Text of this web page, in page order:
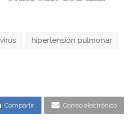
hipertensión pulmonar
Compartir Correo electrónico